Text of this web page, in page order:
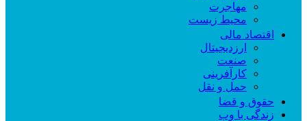
مهاجرت
محیط زیست
اقتصاد مالی
ارزدیجیتال
صنعت
کارآفرینی
حمل و نقل
حقوق و قضا
زندگی با وب